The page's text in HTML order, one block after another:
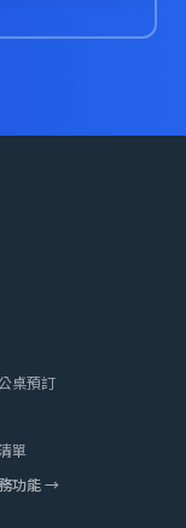
桌預訂
單
功能 →